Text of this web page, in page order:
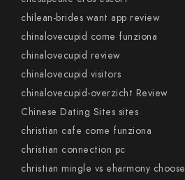
chilean-brides want app review
chinalovecupid come funziona
chinalovecupid review
chinalovecupid visitors
chinalovecupid-overzicht Review
Chinese Dating Sites sites
christian cafe come funziona
christian connection pc
christian mingle vs eharmony choose